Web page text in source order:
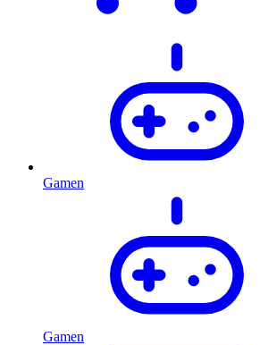
Gamen
Gamen